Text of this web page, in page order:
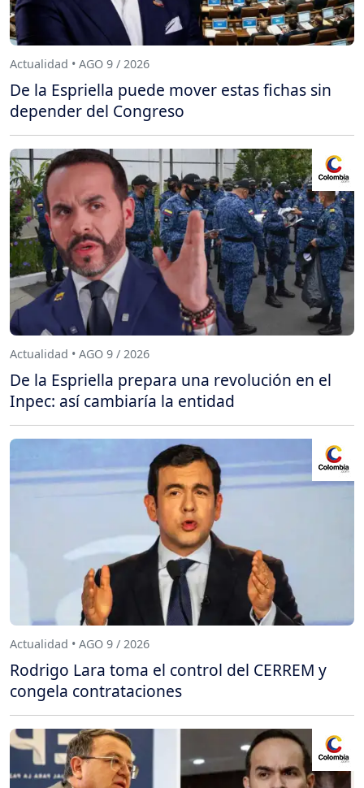
Actualidad • AGO 9 / 2026
De la Espriella puede mover estas fichas sin
depender del Congreso
Actualidad • AGO 9 / 2026
De la Espriella prepara una revolución en el
Inpec: así cambiaría la entidad
Actualidad • AGO 9 / 2026
Rodrigo Lara toma el control del CERREM y
congela contrataciones